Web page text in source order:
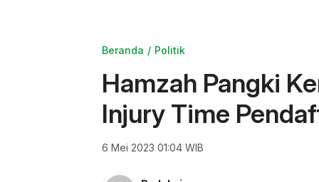
Beranda Politik
Hamzah Pangki
Injury Time
6 Mei 2023 01:04 WIB